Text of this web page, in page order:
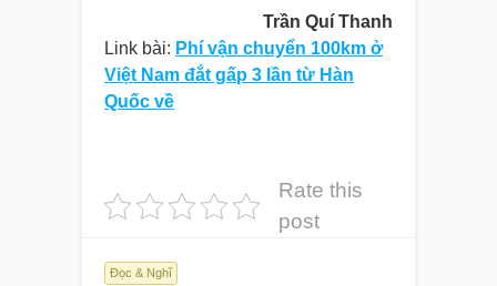
Trần Quí Thanh
Link bài: Phí vận chuyển 100km ở
Việt Nam đắt gấp 3 lần từ Hàn
Quốc về
Rate this
post
Đọc & Nghĩ